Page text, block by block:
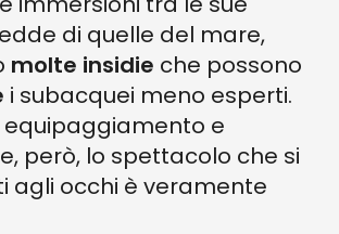
di quelle del mare,
molte insidie che possono
i subacquei meno esperti.
equipaggiamento e
però, lo spettacolo che si
agli occhi è veramente